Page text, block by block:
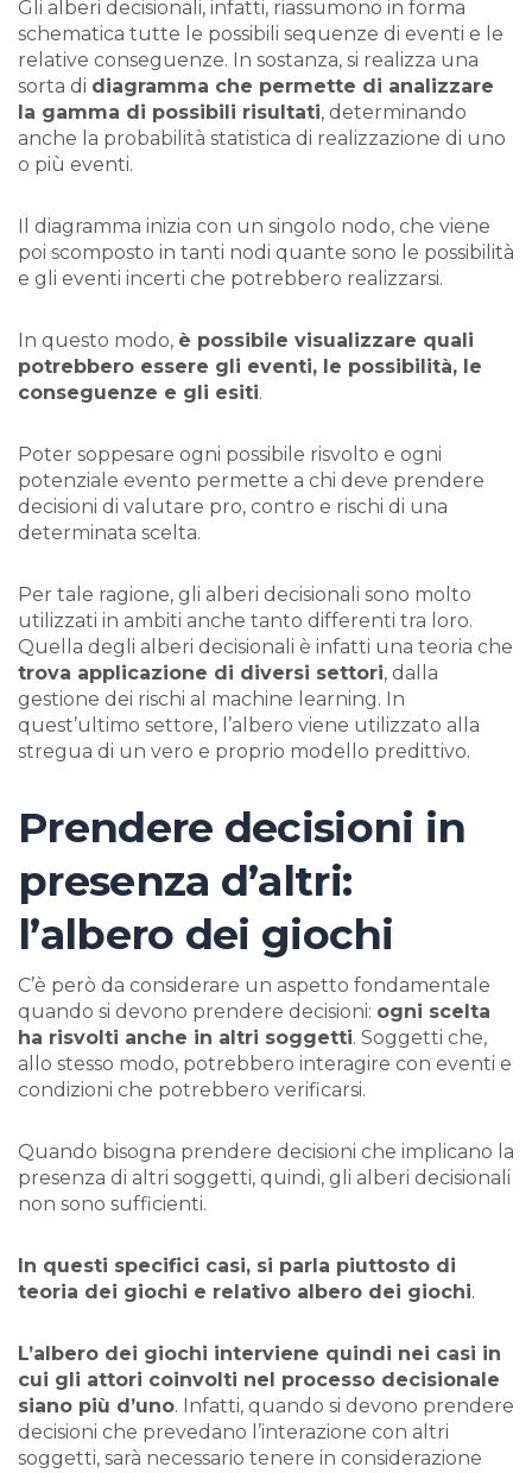
Gli alberi decisionali, infatti, riassumono in forma
schematica tutte le possibili sequenze di eventi e le
relative conseguenze. In sostanza, si realizza una
sorta di diagramma che permette di analizzare
la gamma di possibili risultati, determinando
anche la probabilità statistica di realizzazione di uno
o più eventi.
Il diagramma inizia con un singolo nodo, che viene
poi scomposto in tanti nodi quante sono le possibilità
e gli eventi incerti che potrebbero realizzarsi.
In questo modo, è possibile visualizzare quali
potrebbero essere gli eventi, le possibilità, le
conseguenze e gli esiti.
Poter soppesare ogni possibile risvolto e ogni
potenziale evento permette a chi deve prendere
decisioni di valutare pro, contro e rischi di una
determinata scelta.
Per tale ragione, gli alberi decisionali sono molto
utilizzati in ambiti anche tanto differenti tra loro.
Quella degli alberi decisionali è infatti una teoria che
trova applicazione di diversi settori, dalla
gestione dei rischi al machine learning. In
quest’ultimo settore, l’albero viene utilizzato alla
stregua di un vero e proprio modello predittivo.
Prendere decisioni in
presenza d’altri:
l’albero dei giochi
C’è però da considerare un aspetto fondamentale
quando si devono prendere decisioni: ogni scelta
ha risvolti anche in altri soggetti. Soggetti che,
allo stesso modo, potrebbero interagire con eventi e
condizioni che potrebbero verificarsi.
Quando bisogna prendere decisioni che implicano la
presenza di altri soggetti, quindi, gli alberi decisionali
non sono sufficienti.
In questi specifici casi, si parla piuttosto di
teoria dei giochi e relativo albero dei giochi.
L’albero dei giochi interviene quindi nei casi in
cui gli attori coinvolti nel processo decisionale
siano più d’uno. Infatti, quando si devono prendere
decisioni che prevedano l’interazione con altri
soggetti, sarà necessario tenere in considerazione